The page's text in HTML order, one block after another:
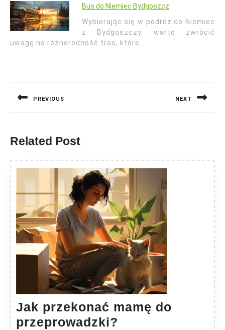
Bus do Niemiec Bydgoszcz
Wybierając się w podróż do Niemiec
z Bydgoszczy, warto zwrócić
uwagę na różnorodność tras, które…
PREVIOUS NEXT
Related Post
Jak przekonać mamę do
przeprowadzki?